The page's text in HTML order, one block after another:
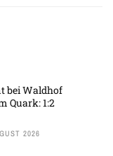
bei Waldhof
Quark: 1:2
2026